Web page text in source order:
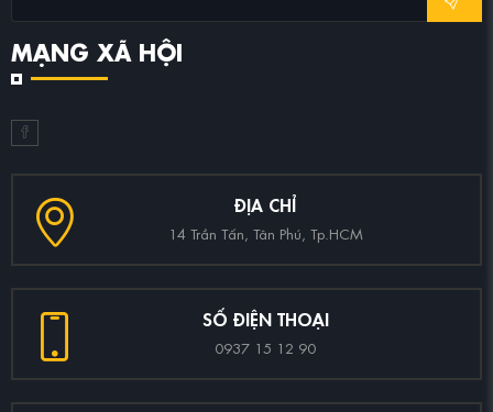
MẠNG XÃ HỘI
ĐỊA CHỈ
14 Trần Tấn, Tân Phú, Tp.HCM
SỐ ĐIỆN THOẠI
0937 15 12 90